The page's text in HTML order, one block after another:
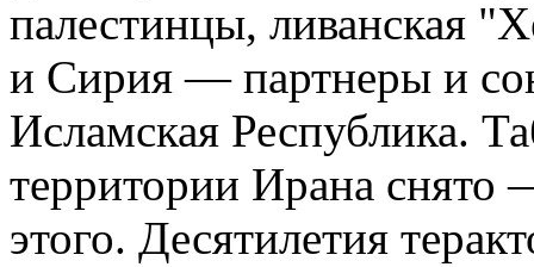
палестинцы, ливанская
и Сирия — партнеры и
Исламская Республика.
территории Ирана снято
этого. Десятилетия